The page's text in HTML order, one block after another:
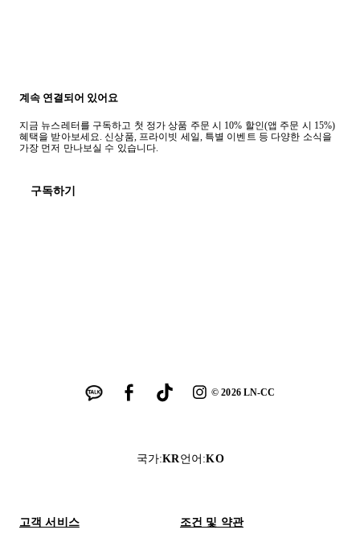
계속 연결되어 있어요
지금 뉴스레터를 구독하고 첫 정가 상품 주문 시 10% 할인(앱 주문 시 15%)
혜택을 받아보세요. 신상품, 프라이빗 세일, 특별 이벤트 등 다양한 소식을
가장 먼저 만나보실 수 있습니다.
구독하기
©2026LN-CC
국가:KR 언어 :KO
고객 서비스
조건 및 약관